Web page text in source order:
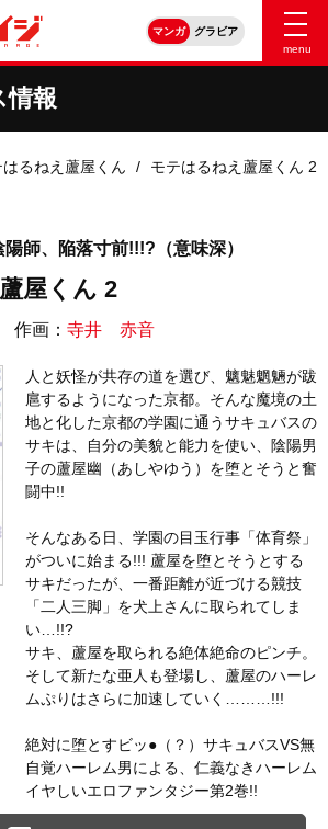
マンガ
グラビア
menu
情報
はるねえ蘆屋くん モテはるねえ蘆屋くん 2
師、陥落寸前!!!?（意味深）
屋くん 2
作画： 寺井 赤音
人と妖怪が共存の道を選び、魑魅魍魎が跋
扈するようになった京都。そんな魔境の土
地と化した京都の学園に通うサキュバスの
サキは、自分の美貌と能力を使い、陰陽男
子の蘆屋幽（あしやゆう）を堕とそうと奮
闘中!!
そんなある日、学園の目玉行事「体育祭」
がついに始まる!!! 蘆屋を堕とそうとする
サキだったが、一番距離が近づける競技
「二人三脚」を犬上さんに取られてしま
い…!!?
サキ、蘆屋を取られる絶体絶命のピンチ。
そして新たな亜人も登場し、蘆屋のハーレ
ムぷりはさらに加速していく………!!!
絶対に堕とすビッ●（？）サキュバスVS無
自覚ハーレム男による、仁義なきハーレム
イヤしいエロファンタジー第2巻!!